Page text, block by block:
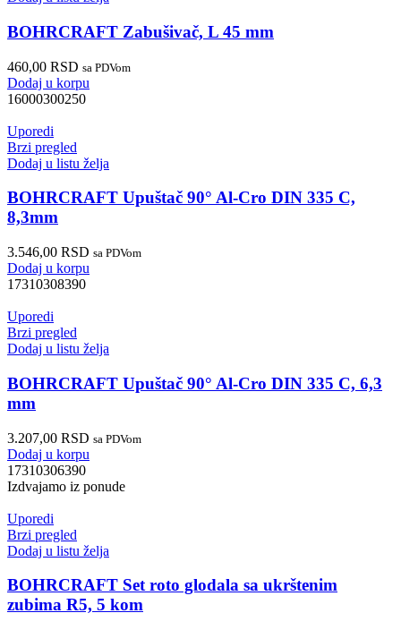
BOHRCRAFT Zabušivač, L 45 mm
460,00 RSD sa PDVom
Dodaj u korpu
16000300250
Uporedi
Brzi pregled
Dodaj u listu želja
BOHRCRAFT Upuštač 90° Al-Cro DIN 335 C,
8,3mm
3.546,00 RSD sa PDVom
Dodaj u korpu
17310308390
Uporedi
Brzi pregled
Dodaj u listu želja
BOHRCRAFT Upuštač 90° Al-Cro DIN 335 C, 6,3
mm
3.207,00 RSD sa PDVom
Dodaj u korpu
17310306390
Izdvajamo iz ponude
Uporedi
Brzi pregled
Dodaj u listu želja
BOHRCRAFT Set roto glodala sa ukrštenim
zubima R5, 5 kom